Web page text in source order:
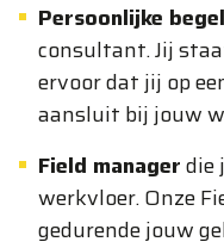
Persoonlijke
consultant. Jij
ervoor dat jij op
aansluit bij jouw
Field managerdie
werkvloer. Onze
gedurende jouw